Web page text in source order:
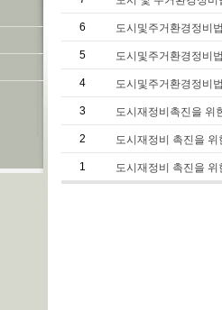
6 도시및주거환경정비
5 도시및주거환경정비
4 도시및주거환경정비
3 도시재정비촉진을 위
2 도시재정비 촉진을
1 도시재정비 촉진을